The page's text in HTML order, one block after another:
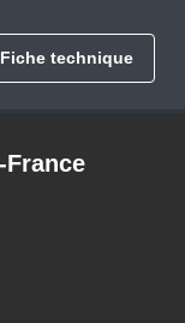
Fiche technique